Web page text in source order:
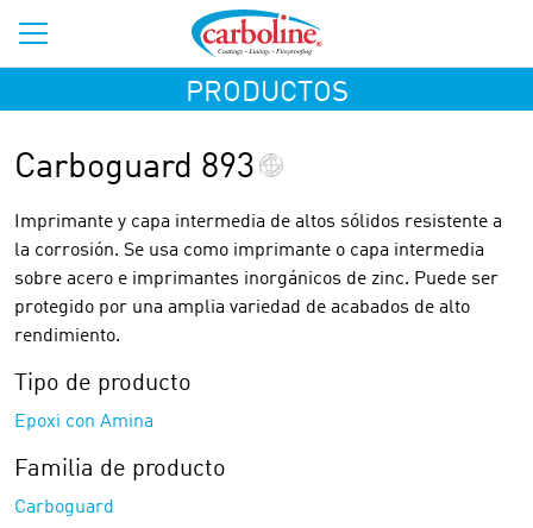
PRODUCTOS
Carboguard 893
Imprimante y capa intermedia de altos sólidos resistente a
la corrosión. Se usa como imprimante o capa intermedia
sobre acero e imprimantes inorgánicos de zinc. Puede ser
protegido por una amplia variedad de acabados de alto
rendimiento.
Tipo de producto
Epoxi con Amina
Familia de producto
Carboguard